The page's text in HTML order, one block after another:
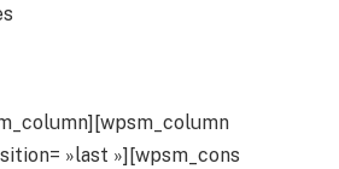
»last »][wpsm_cons